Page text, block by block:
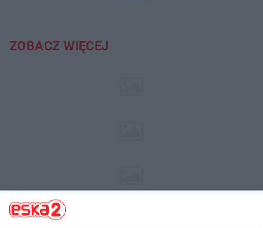
ZOBACZ WIĘCEJ